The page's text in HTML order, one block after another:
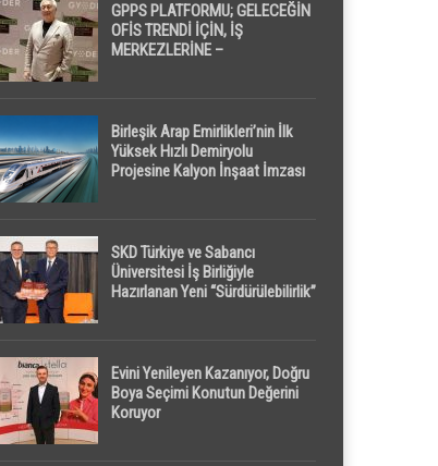
GPPS PLATFORMU; GELECEĞİN
OFİS TRENDİ İÇİN, İŞ
MERKEZLERİNE –
Birleşik Arap Emirlikleri’nin İlk
Yüksek Hızlı Demiryolu
Projesine Kalyon İnşaat İmzası
SKD Türkiye ve Sabancı
Üniversitesi İş Birliğiyle
Hazırlanan Yeni “Sürdürülebilirlik”
Evini Yenileyen Kazanıyor, Doğru
Boya Seçimi Konutun Değerini
Koruyor